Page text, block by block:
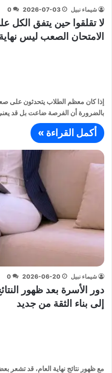
شيماء نبيل 2026-07-03
0
لا تقلقوا حين يتفق الكل
الامتحان الصعب ليس
إذا كان معظم الطلاب يتحدثون على
بالضرورة أن الفرصة ضاعت بل قد
أكمل القراءة »
شيماء نبيل 2026-06-20
0
دور الأسرة بعد ظهور
إلى بناء الثقة من جديد
مع ظهور نتائج نهاية العام، قد تشعر